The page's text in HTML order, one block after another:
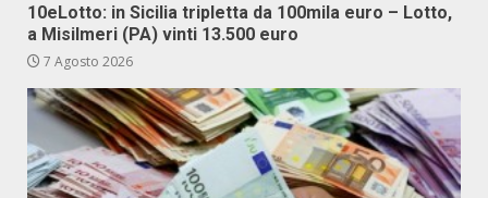
10eLotto: in Sicilia tripletta da 100mila euro – Lotto,
a Misilmeri (PA) vinti 13.500 euro
7 Agosto 2026